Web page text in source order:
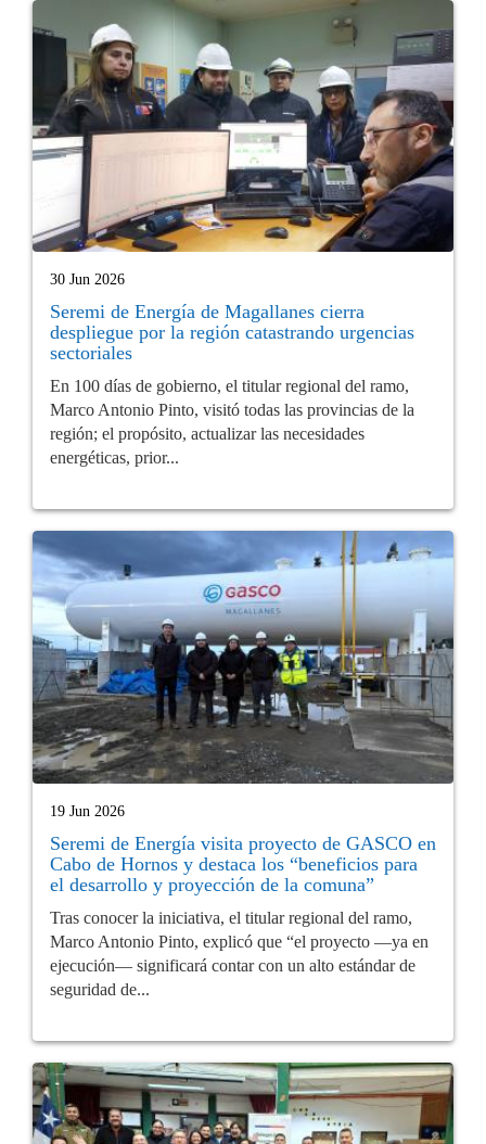
30 Jun 2026
Seremi de Energía de Magallanes cierra
despliegue por la región catastrando urgencias
sectoriales
En 100 días de gobierno, el titular regional del ramo,
Marco Antonio Pinto, visitó todas las provincias de la
región; el propósito, actualizar las necesidades
energéticas, prior...
19 Jun 2026
Seremi de Energía visita proyecto de GASCO en
Cabo de Hornos y destaca los “beneficios para
el desarrollo y proyección de la comuna”
Tras conocer la iniciativa, el titular regional del ramo,
Marco Antonio Pinto, explicó que “el proyecto —ya en
ejecución— significará contar con un alto estándar de
seguridad de...